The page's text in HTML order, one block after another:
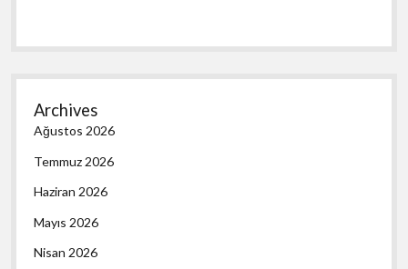
Archives
Ağustos 2026
Temmuz 2026
Haziran 2026
Mayıs 2026
Nisan 2026